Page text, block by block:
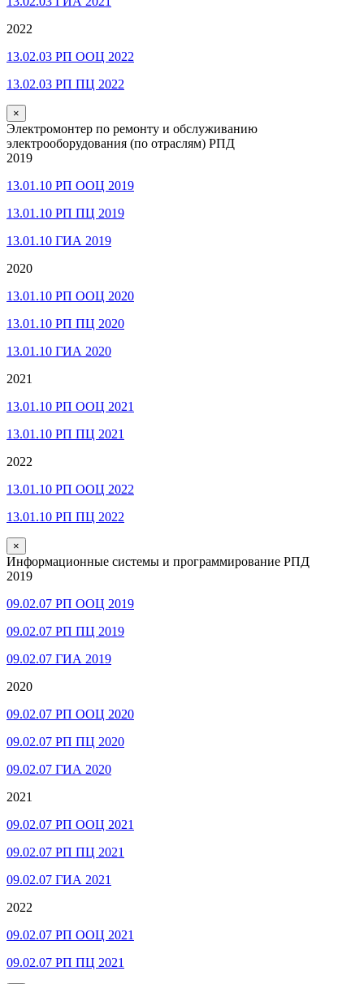
2022
13.02.03 РП ООЦ 2022
13.02.03 РП ПЦ 2022
×
Электромонтер по ремонту и обслуживанию
электрооборудования (по отраслям) РПД
2019
13.01.10 РП ООЦ 2019
13.01.10 РП ПЦ 2019
13.01.10 ГИА 2019
2020
13.01.10 РП ООЦ 2020
13.01.10 РП ПЦ 2020
13.01.10 ГИА 2020
2021
13.01.10 РП ООЦ 2021
13.01.10 РП ПЦ 2021
2022
13.01.10 РП ООЦ 2022
13.01.10 РП ПЦ 2022
×
Информационные системы и программирование РПД
2019
09.02.07 РП ООЦ 2019
09.02.07 РП ПЦ 2019
09.02.07 ГИА 2019
2020
09.02.07 РП ООЦ 2020
09.02.07 РП ПЦ 2020
09.02.07 ГИА 2020
2021
09.02.07 РП ООЦ 2021
09.02.07 РП ПЦ 2021
09.02.07 ГИА 2021
2022
09.02.07 РП ООЦ 2021
09.02.07 РП ПЦ 2021